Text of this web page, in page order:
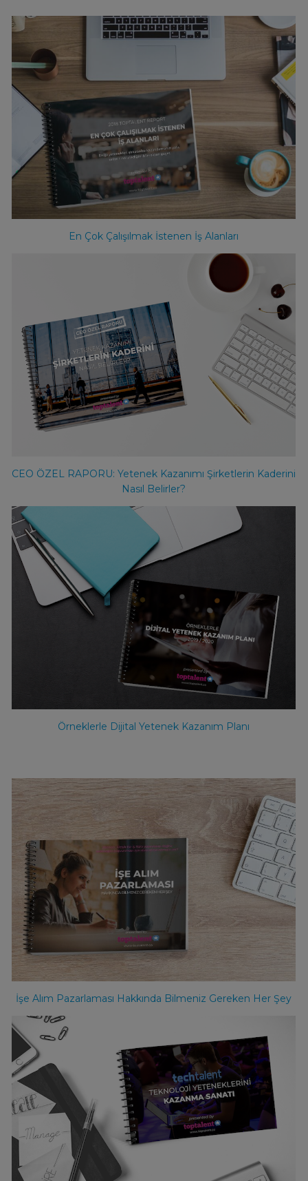
En Çok Çalışılmak İstenen İş Alanları
CEO ÖZEL RAPORU: Yetenek Kazanımı Şirketlerin Kaderini
Nasıl Belirler?
Örneklerle Dijital Yetenek Kazanım Planı
İşe Alım Pazarlaması Hakkında Bilmeniz Gereken Her Şey